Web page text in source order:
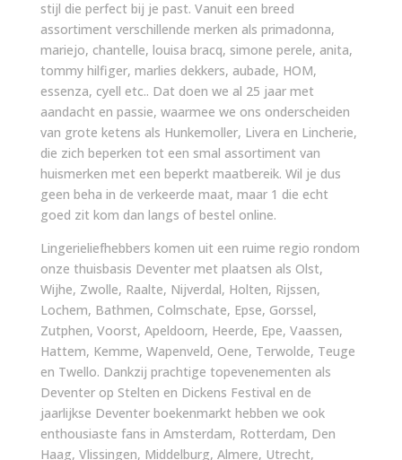
stijl die perfect bij je past. Vanuit een breed
assortiment verschillende merken als primadonna,
mariejo, chantelle, louisa bracq, simone perele, anita,
tommy hilfiger, marlies dekkers, aubade, HOM,
essenza, cyell etc.. Dat doen we al 25 jaar met
aandacht en passie, waarmee we ons onderscheiden
van grote ketens als Hunkemoller, Livera en Lincherie,
die zich beperken tot een smal assortiment van
huismerken met een beperkt maatbereik. Wil je dus
geen beha in de verkeerde maat, maar 1 die echt
goed zit kom dan langs of bestel online.
Lingerieliefhebbers komen uit een ruime regio rondom
onze thuisbasis Deventer met plaatsen als Olst,
Wijhe, Zwolle, Raalte, Nijverdal, Holten, Rijssen,
Lochem, Bathmen, Colmschate, Epse, Gorssel,
Zutphen, Voorst, Apeldoorn, Heerde, Epe, Vaassen,
Hattem, Kemme, Wapenveld, Oene, Terwolde, Teuge
en Twello. Dankzij prachtige topevenementen als
Deventer op Stelten en Dickens Festival en de
jaarlijkse Deventer boekenmarkt hebben we ook
enthousiaste fans in Amsterdam, Rotterdam, Den
Haag, Vlissingen, Middelburg, Almere, Utrecht,